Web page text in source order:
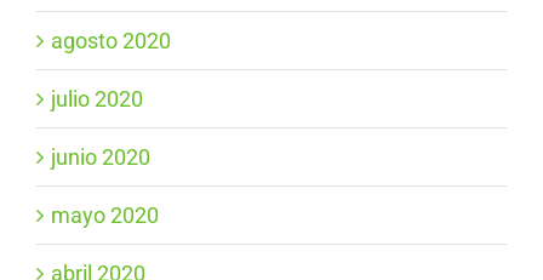
agosto 2020
julio 2020
junio 2020
mayo 2020
abril 2020